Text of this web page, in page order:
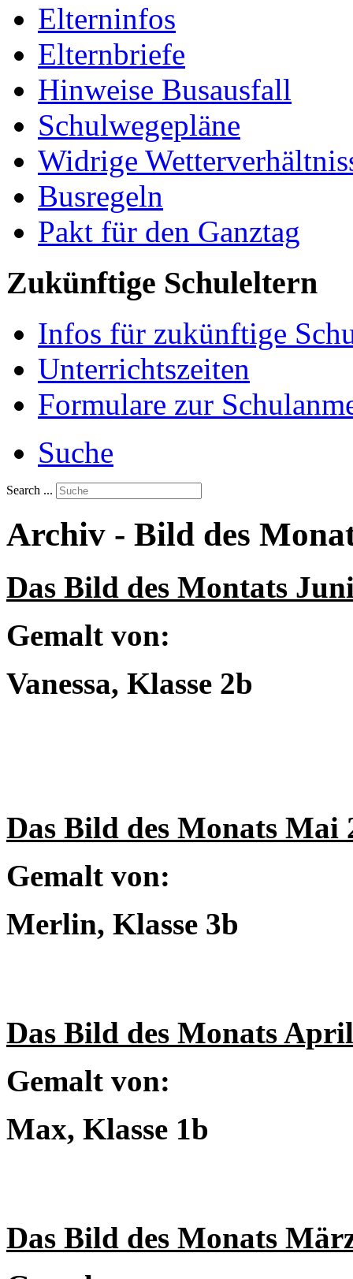
Elterninfos
Elternbriefe
Hinweise Busausfall
Schulwegepläne
Widrige
Busregeln
Pakt für den Ganztag
Zukünftige Schuleltern
Infos für zukünftige
Unterrichtszeiten
Formulare zur
Suche
Search ...
Archiv - Bild des
Das Bild des Montats
Gemalt von:
Vanessa, Klasse 2b
Das Bild des Monats Mai
Gemalt von:
Merlin, Klasse 3b
Das Bild des Monats
Gemalt von:
Max, Klasse 1b
Das Bild des Monats